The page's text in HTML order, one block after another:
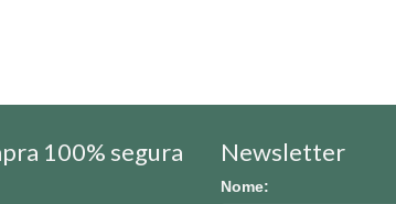
100% segura Newsletter
Nome: